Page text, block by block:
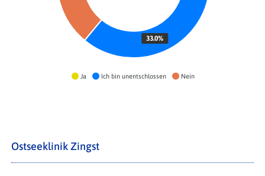
Ja Ich bin unentschlossen Nein
33.0%
Ostseeklinik Zingst